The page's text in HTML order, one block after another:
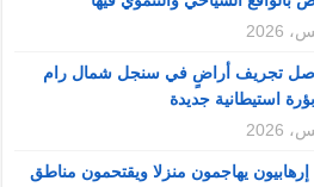
يواصل تجريف أراضٍ في سنجل شمال رام
استيطانية جديدة
يهاجمون منزلا ويقتحمون مناطق